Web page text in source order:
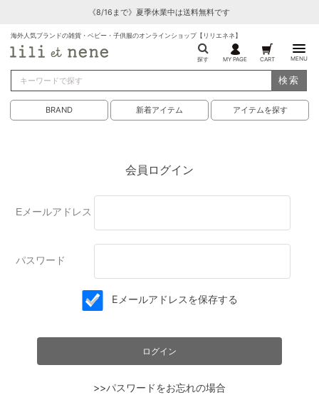
《8/16まで》夏季休業中は送料無料です
海外人気ブランドの雑貨・ベビー・子供服のオンラインショップ【リリエネネ】
探す MY PAGE CART MENU
検索
BRAND 新着アイテム アイテムを探す
会員ログイン
Eメールアドレス
パスワード
Eメールアドレスを保存する
>>パスワードをお忘れの場合